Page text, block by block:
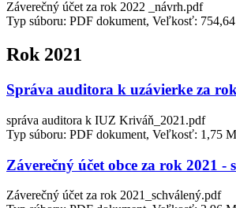
Záverečný účet za rok 2022 _návrh.pdf
Typ súboru: PDF dokument, Veľkosť:
Rok 2021
Správa auditora k uzávierke za
správa auditora k IUZ Kriváň_2021.pdf
Typ súboru: PDF dokument, Veľkosť: 1,75
Záverečný účet obce za rok 2021 -
Záverečný účet za rok 2021_schválený.pdf